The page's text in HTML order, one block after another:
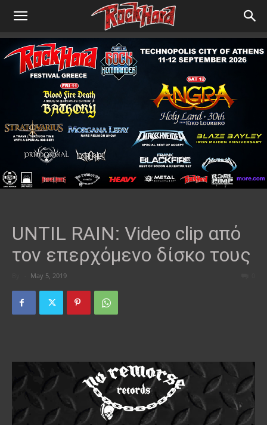
UNTIL RAIN: Video clip από
τον επερχόμενο δίσκο τους
May 5, 2019